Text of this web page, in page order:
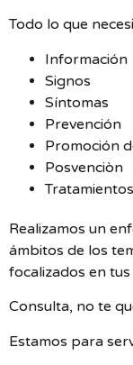
Todo lo que
Información
Signos
Síntomas
Prevención
Promoción
Posvenciòn
Tratamientos
Realizamos un
ámbitos de los
focalizados en
Consulta, no te
Estamos para